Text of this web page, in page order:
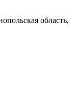
область,